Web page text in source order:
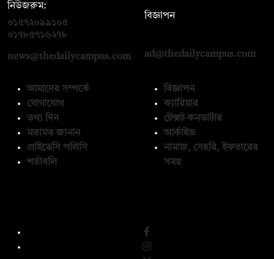
নিউজরুম:
০১৫৭২০৯৯১০৫
০১৭৮৫৭১৬২৭৮
news@thedailycampus.com
বিজ্ঞাপন
ad@thedailycampus.com
আমাদের সম্পর্কে
যোগাযোগ
তথ্য দিন
মতামত জানান
প্রাইভেসি পলিসি
শর্তাবলি
বিজ্ঞাপন
ক্যারিয়ার
টেক্সট কনভার্টার
আর্কাইভ
নামাজ, সেহরি, ইফতারের
সময়